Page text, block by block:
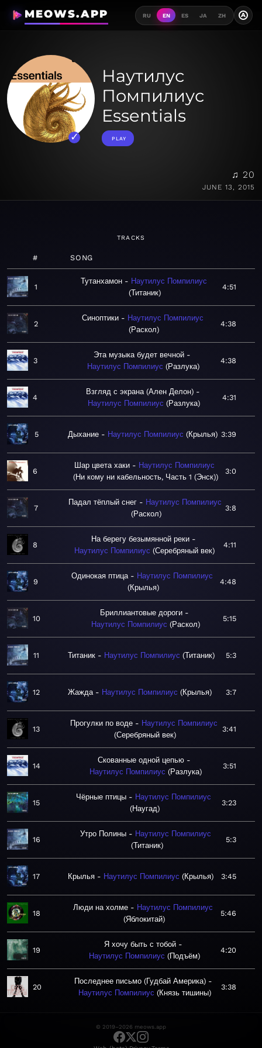
MEOWS.APP RU EN ES JA ZH A
Наутилус
Помпилиус
Essentials
PLAY
♫ 20
JUNE 13, 2015
TRACKS
# SONG
1
Тутанхамон
Наутилус Помпилиус
Титаник
4:51
2
Синоптики
Наутилус Помпилиус
Раскол
4:38
3
Эта музыка будет вечной
Наутилус Помпилиус Разлука
4:38
4
Взгляд с экрана (Ален Делон)
Наутилус Помпилиус
Разлука
4:31
5 Дыхание Наутилус Помпилиус Крылья 3:39
6
Шар цвета хаки
Наутилус Помпилиус
Ни кому ни кабельность, Часть 1 (Энск)
3:0
7
Падал тёплый снег
Наутилус Помпилиус
Раскол
3:8
8
На берегу безымянной реки
Наутилус Помпилиус Серебряный век
4:11
9
Одинокая птица
Наутилус Помпилиус
Крылья
4:48
10
Бриллиантовые дороги
Наутилус Помпилиус Раскол
5:15
11 Титаник Наутилус Помпилиус Титаник 5:3
12 Жажда Наутилус Помпилиус Крылья 3:7
13
Прогулки по воде
Наутилус Помпилиус
Серебряный век
3:41
14
Скованные одной цепью
Наутилус Помпилиус Разлука
3:51
15
Чёрные птицы
Наутилус Помпилиус
Наугад
3:23
16
Утро Полины
Наутилус Помпилиус
Титаник
5:3
17 Крылья Наутилус Помпилиус Крылья 3:45
18
Люди на холме
Наутилус Помпилиус
Яблокитай
5:46
19
Я хочу быть с тобой
Наутилус Помпилиус Подъём
4:20
20
Последнее письмо (Гудбай Америка)
Наутилус Помпилиус Князь тишины
3:38
© 2019–2026 meows.app